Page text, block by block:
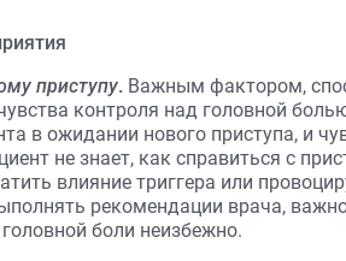
приступу. Важным фактором,
контроля над головной
в ожидании нового приступа, и
не знает, как справиться с
влияние триггера или
рекомендации врача,
боли неизбежно.